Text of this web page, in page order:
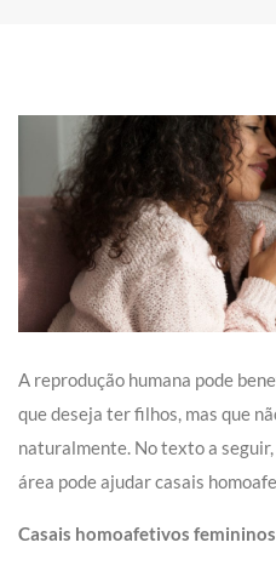
A reprodução humana pode
que deseja ter filhos, mas que
naturalmente. No texto a
área pode ajudar casais
Casais homoafetivos femininos